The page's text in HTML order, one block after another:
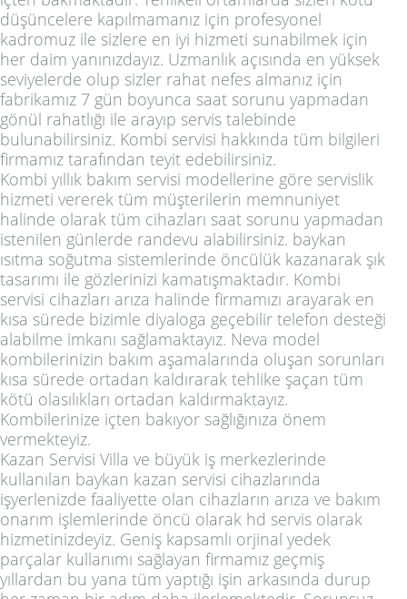
düşüncelere kapılmamanız için profesyonel
kadromuz ile sizlere en iyi hizmeti sunabilmek için
her daim yanınızdayız. Uzmanlık açısında en yüksek
seviyelerde olup sizler rahat nefes almanız için
fabrikamız 7 gün boyunca saat sorunu yapmadan
gönül rahatlığı ile arayıp servis talebinde
bulunabilirsiniz. Kombi servisi hakkında tüm bilgileri
firmamız tarafından teyit edebilirsiniz.
Kombi yıllık bakım servisi modellerine göre servislik
hizmeti vererek tüm müşterilerin memnuniyet
halinde olarak tüm cihazları saat sorunu yapmadan
istenilen günlerde randevu alabilirsiniz. baykan
ısıtma soğutma sistemlerinde öncülük kazanarak şık
tasarımı ile gözlerinizi kamatışmaktadır. Kombi
servisi cihazları arıza halinde firmamızı arayarak en
kısa sürede bizimle diyaloga geçebilir telefon desteği
alabilme imkanı sağlamaktayız. Neva model
kombilerinizin bakım aşamalarında oluşan sorunları
kısa sürede ortadan kaldırarak tehlike şaçan tüm
kötü olasılıkları ortadan kaldırmaktayız.
Kombilerinize içten bakıyor sağlığınıza önem
vermekteyiz.
Kazan Servisi Villa ve büyük iş merkezlerinde
kullanılan baykan kazan servisi cihazlarında
işyerlenizde faaliyette olan cihazların arıza ve bakım
onarım işlemlerinde öncü olarak hd servis olarak
hizmetinizdeyiz. Geniş kapsamlı orjinal yedek
parçalar kullanımı sağlayan firmamız geçmiş
yıllardan bu yana tüm yaptığı işin arkasında durup